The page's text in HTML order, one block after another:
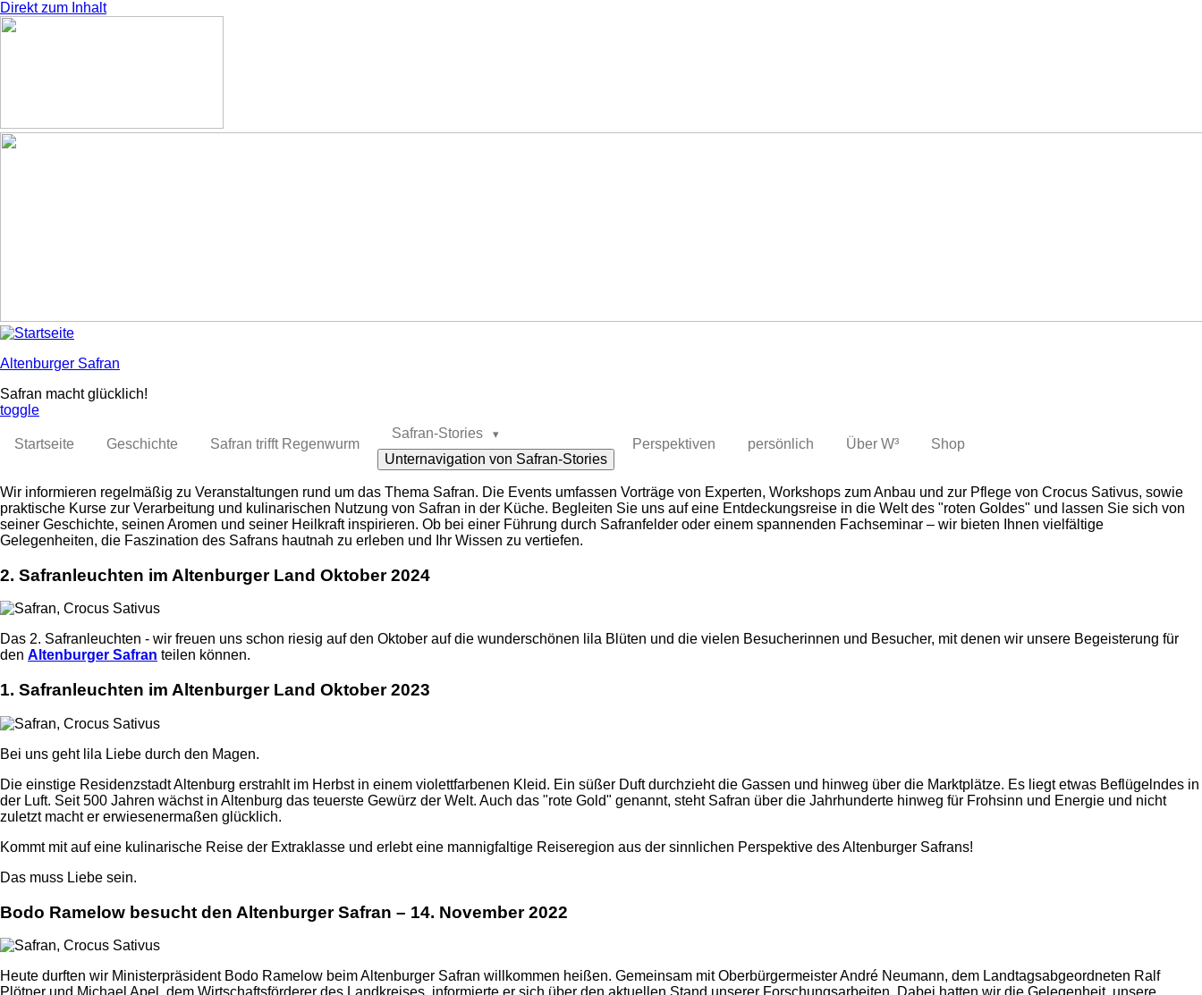
Direkt zum Inhalt
Altenburger Safran
Safran macht glücklich!
toggle
Startseite Geschichte Safran trifft Regenwurm
Safran-Stories
Unternavigation von Safran-Stories
Perspektiven persönlich Über W³ Shop
Wir informieren regelmäßig zu Veranstaltungen rund um das Thema Safran. Die Events umfassen Vorträge von Experten, Workshops zum Anbau und zur Pflege von Crocus Sativus, sowie
praktische Kurse zur Verarbeitung und kulinarischen Nutzung von Safran in der Küche. Begleiten Sie uns auf eine Entdeckungsreise in die Welt des "roten Goldes" und lassen Sie sich von
seiner Geschichte, seinen Aromen und seiner Heilkraft inspirieren. Ob bei einer Führung durch Safranfelder oder einem spannenden Fachseminar – wir bieten Ihnen vielfältige
Gelegenheiten, die Faszination des Safrans hautnah zu erleben und Ihr Wissen zu vertiefen.
2. Safranleuchten im Altenburger Land Oktober 2024
Das 2. Safranleuchten - wir freuen uns schon riesig auf den Oktober auf die wunderschönen lila Blüten und die vielen Besucherinnen und Besucher, mit denen wir unsere Begeisterung für
den Altenburger Safran teilen können.
1. Safranleuchten im Altenburger Land Oktober 2023
Bei uns geht lila Liebe durch den Magen.
Die einstige Residenzstadt Altenburg erstrahlt im Herbst in einem violettfarbenen Kleid. Ein süßer Duft durchzieht die Gassen und hinweg über die Marktplätze. Es liegt etwas Beflügelndes in
der Luft. Seit 500 Jahren wächst in Altenburg das teuerste Gewürz der Welt. Auch das "rote Gold" genannt, steht Safran über die Jahrhunderte hinweg für Frohsinn und Energie und nicht
zuletzt macht er erwiesenermaßen glücklich.
Kommt mit auf eine kulinarische Reise der Extraklasse und erlebt eine mannigfaltige Reiseregion aus der sinnlichen Perspektive des Altenburger Safrans!
Das muss Liebe sein.
Bodo Ramelow besucht den Altenburger Safran – 14. November 2022
Heute durften wir Ministerpräsident Bodo Ramelow beim Altenburger Safran willkommen heißen. Gemeinsam mit Oberbürgermeister André Neumann, dem Landtagsabgeordneten Ralf